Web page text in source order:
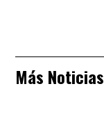
Más Noticias